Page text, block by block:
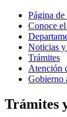
Página
Conoce
Noticias y
Trámites
Atención
Gobierno
Trámites